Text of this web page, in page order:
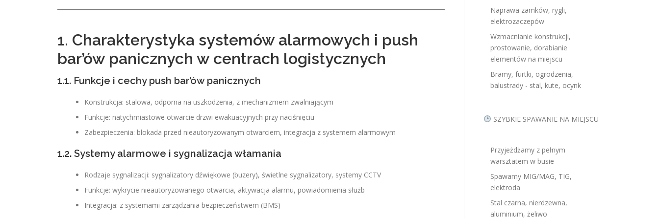
1. Charakterystyka systemów alarmowych i push
bar’ów panicznych w centrach logistycznych
1.1. Funkcje i cechy push bar’ów panicznych
Konstrukcja: stalowa, odporna na uszkodzenia, z mechanizmem zwalniającym
Funkcje: natychmiastowe otwarcie drzwi ewakuacyjnych przy naciśnięciu
Zabezpieczenia: blokada przed nieautoryzowanym otwarciem, integracja z systemem alarmowym
1.2. Systemy alarmowe i sygnalizacja włamania
Rodzaje sygnalizacji: sygnalizatory dźwiękowe (buzery), świetlne sygnalizatory, systemy CCTV
Funkcje: wykrycie nieautoryzowanego otwarcia, aktywacja alarmu, powiadomienia służb
Integracja: z systemami zarządzania bezpieczeństwem (BMS)
Naprawa zamków, rygli,
elektrozaczepów
Wzmacnianie konstrukcji,
prostowanie, dorabianie
elementów na miejscu
Bramy, furtki, ogrodzenia,
balustrady - stal, kute, ocynk
SZYBKIE SPAWANIE NA MIEJSCU
Przyjeżdżamy z pełnym
warsztatem w busie
Spawamy MIG/MAG, TIG,
elektroda
Stal czarna, nierdzewna,
aluminium, żeliwo